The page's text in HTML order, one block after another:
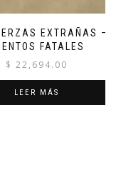
EXTRAÑAS –
FATALES
$ 22,694.00
LEER MÁS